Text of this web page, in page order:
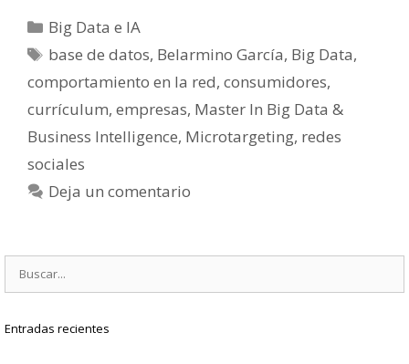
Categorías
Big Data e IA
Etiquetas
base de datos, Belarmino García, Big Data,
comportamiento en la red, consumidores,
currículum, empresas, Master In Big Data &
Business Intelligence, Microtargeting, redes
sociales
Deja un comentario
Entradas recientes